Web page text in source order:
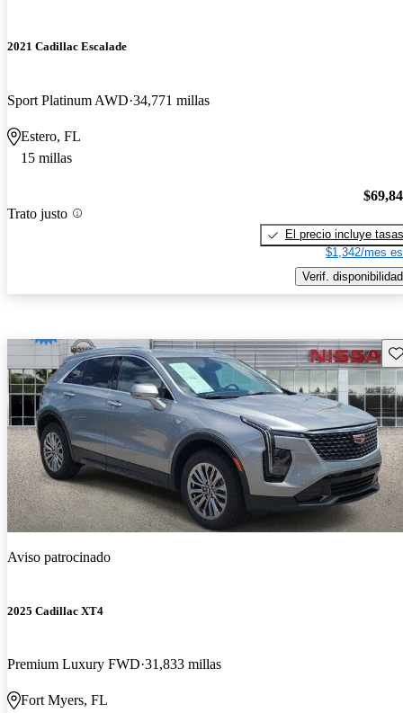
2021 Cadillac Escalade
Sport Platinum AWD 34,771 millas
Estero, FL
15 millas
Trato justo
El precio incluye tasas
$1,342/mes
Verif. disponibilidad
Aviso patrocinado
2025 Cadillac XT4
Premium Luxury FWD 31,833 millas
Fort Myers, FL